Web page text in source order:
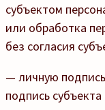
субъектом
или обработка
без согласия
— личную
подпись